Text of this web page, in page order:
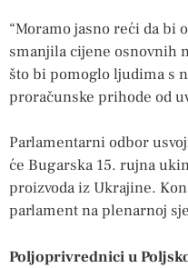
“Moramo jasno reći da bi
smanjila cijene osnovnih
što bi pomoglo ljudima s
proračunske prihode od
Parlamentarni odbor
će Bugarska 15. rujna
proizvoda iz Ukrajine.
parlament na plenarnoj
Poljoprivrednici u